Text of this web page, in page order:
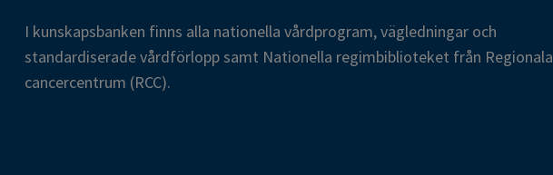
I kunskapsbanken finns alla nationella vårdprogram, vägledningar och
standardiserade vårdförlopp samt Nationella regimbiblioteket från Regionala
cancercentrum (RCC).